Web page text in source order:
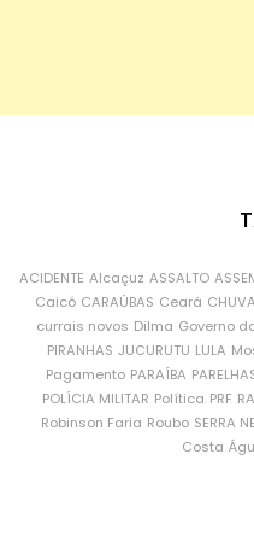
ACIDENTE Alcaçuz ASSALTO
Caicó CARAÚBAS Ceará CHUVA
currais novos Dilma Governo
PIRANHAS JUCURUTU LULA
Pagamento PARAÍBA
POLÍCIA MILITAR Política PRF
Robinson Faria Roubo SERRA
Costa